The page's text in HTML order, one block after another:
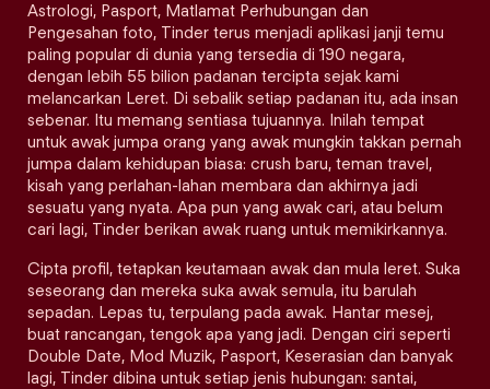
Astrologi, Pasport, Matlamat Perhubungan dan
Pengesahan foto, Tinder terus menjadi aplikasi janji temu
paling popular di dunia yang tersedia di 190 negara,
dengan lebih 55 bilion padanan tercipta sejak kami
melancarkan Leret. Di sebalik setiap padanan itu, ada insan
sebenar. Itu memang sentiasa tujuannya. Inilah tempat
untuk awak jumpa orang yang awak mungkin takkan pernah
jumpa dalam kehidupan biasa: crush baru, teman travel,
kisah yang perlahan-lahan membara dan akhirnya jadi
sesuatu yang nyata. Apa pun yang awak cari, atau belum
cari lagi, Tinder berikan awak ruang untuk memikirkannya.
Cipta profil, tetapkan keutamaan awak dan mula leret. Suka
seseorang dan mereka suka awak semula, itu barulah
sepadan. Lepas tu, terpulang pada awak. Hantar mesej,
buat rancangan, tengok apa yang jadi. Dengan ciri seperti
Double Date, Mod Muzik, Pasport, Keserasian dan banyak
lagi, Tinder dibina untuk setiap jenis hubungan: santai,